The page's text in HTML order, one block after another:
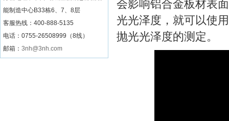
能制造中心B33栋6、7、8层
客服热线： 400-888-5135
电话：0755-26508999（8线）
邮箱： 3nh@3nh.com
会影响铝合金板材表
光光泽度，就可以使
抛光光泽度的测定。